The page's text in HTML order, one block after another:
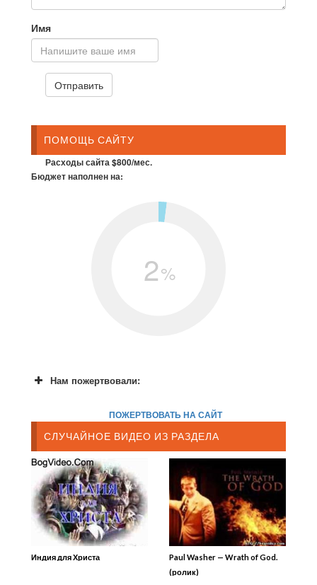
Имя
ПОМОЩЬ САЙТУ
Расходы сайта $800/мес.
Бюджет наполнен на:
2%
Нам пожертвовали:
ПОЖЕРТВОВАТЬ НА САЙТ
СЛУЧАЙНОЕ ВИДЕО ИЗ РАЗДЕЛА
Индия для Христа
Paul Washer — Wrath of God.
(ролик)